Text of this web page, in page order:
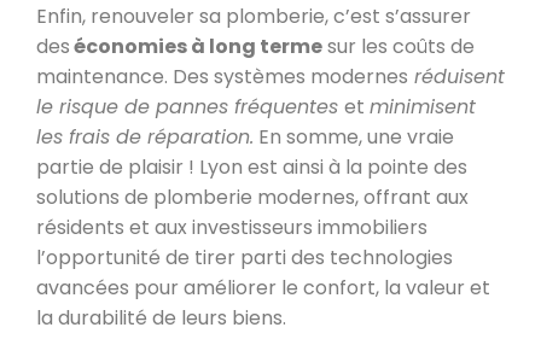
Enfin, renouveler sa plomberie, c’est s’assurer
deséconomies à long termesur les coûts de
maintenance. Des systèmes modernes réduisent
le risque de pannes fréquentes et minimisent
les frais de réparation. En somme, une vraie
partie de plaisir ! Lyon est ainsi à la pointe des
solutions de plomberie modernes, offrant aux
résidents et aux investisseurs immobiliers
l’opportunité de tirer parti des technologies
avancées pour améliorer le confort, la valeur et
la durabilité de leurs biens.